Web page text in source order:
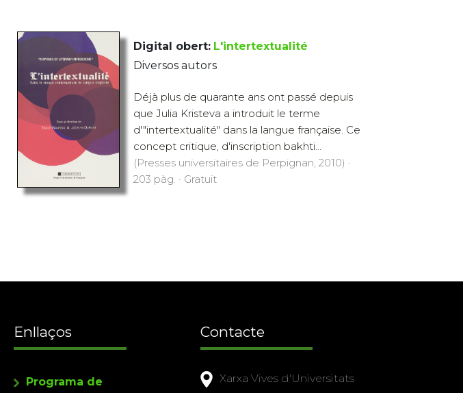
Digital obert: L'intertextualité
Diversos autors
Déjà plus de quarante ans ont passé depuis
que Julia Kristeva a introduit le terme
d'"intertextualité" dans la langue française. Ce
concept critique, d'inscription bakhti...
(Presses universitaires de Perpignan, 2010) ·
203 pàg. · Gratuït
Enllaços
Programa de
Contacte
Xarxa Vives d'Universitats